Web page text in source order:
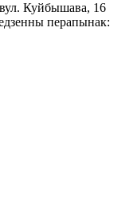
вул. Куйбышава, 16
перапынак: